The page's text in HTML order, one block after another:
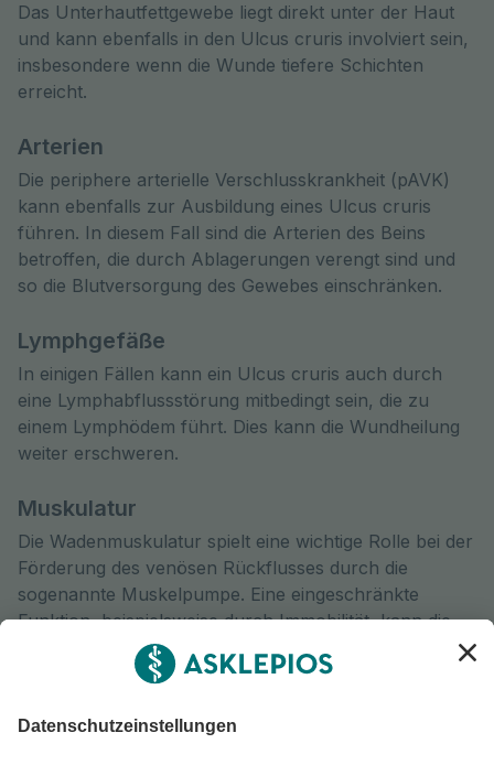
Das Unterhautfettgewebe liegt direkt unter der Haut
und kann ebenfalls in den Ulcus cruris involviert sein,
insbesondere wenn die Wunde tiefere Schichten
erreicht.
Arterien
Die periphere arterielle Verschlusskrankheit (pAVK)
kann ebenfalls zur Ausbildung eines Ulcus cruris
führen. In diesem Fall sind die Arterien des Beins
betroffen, die durch Ablagerungen verengt sind und
so die Blutversorgung des Gewebes einschränken.
Lymphgefäße
In einigen Fällen kann ein Ulcus cruris auch durch
eine Lymphabflussstörung mitbedingt sein, die zu
einem Lymphödem führt. Dies kann die Wundheilung
weiter erschweren.
Muskulatur
Die Wadenmuskulatur spielt eine wichtige Rolle bei der
Förderung des venösen Rückflusses durch die
sogenannte Muskelpumpe. Eine eingeschränkte
Funktion, beispielsweise durch Immobilität, kann die
Entstehung eines Ulcus Cruris begünstigen.
Bei Diabetes mellitus kann eine Nervenbeeinflussung